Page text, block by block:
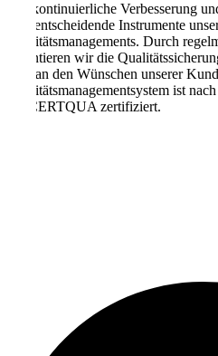
Die kontinuierliche Verbesserung
sind entscheidende Instrumente
Qualitätsmanagements. Durch
garantieren wir die
stets an den Wünschen unserer
Qualitätsmanagementsystem ist
die CERTQUA zertifiziert.